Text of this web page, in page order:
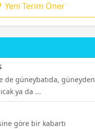
Yeni Terim Öner
de güneybatıda, güneyden
ya da ...
göre bir kabartı